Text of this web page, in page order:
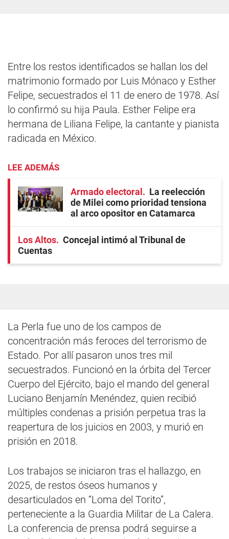
Entre los restos identificados se hallan los del
matrimonio formado por Luis Mónaco y Esther
Felipe, secuestrados el 11 de enero de 1978. Así
lo confirmó su hija Paula. Esther Felipe era
hermana de Liliana Felipe, la cantante y pianista
radicada en México.
LEE ADEMÁS
Armado electoral
La reelección
de Milei como prioridad tensiona
al arco opositor en Catamarca
Los Altos
Concejal intimó al Tribunal de
Cuentas
La Perla fue uno de los campos de
concentración más feroces del terrorismo de
Estado. Por allí pasaron unos tres mil
secuestrados. Funcionó en la órbita del Tercer
Cuerpo del Ejército, bajo el mando del general
Luciano Benjamín Menéndez, quien recibió
múltiples condenas a prisión perpetua tras la
reapertura de los juicios en 2003, y murió en
prisión en 2018.
Los trabajos se iniciaron tras el hallazgo, en
2025, de restos óseos humanos y
desarticulados en “Loma del Torito”,
perteneciente a la Guardia Militar de La Calera.
La conferencia de prensa podrá seguirse a